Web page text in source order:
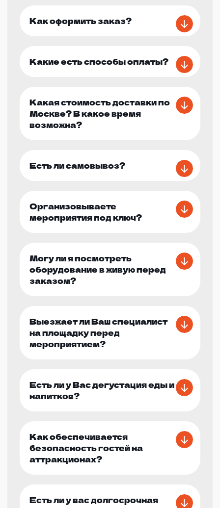
Как оформить заказ?
Какие есть способы оплаты?
Какая стоимость доставки по
Москве? В какое время
возможна?
Есть ли самовывоз?
Организовываете
мероприятия под ключ?
Могу ли я посмотреть
оборудование в живую перед
заказом?
Выезжает ли Ваш специалист
на площадку перед
мероприятием?
Есть ли у Вас дегустация еды и
напитков?
Как обеспечивается
безопасность гостей на
аттракционах?
Есть ли у вас долгосрочная